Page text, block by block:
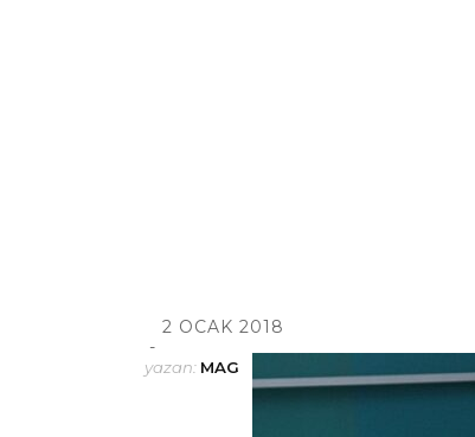
2 OCAK 2018
yazan: MAG